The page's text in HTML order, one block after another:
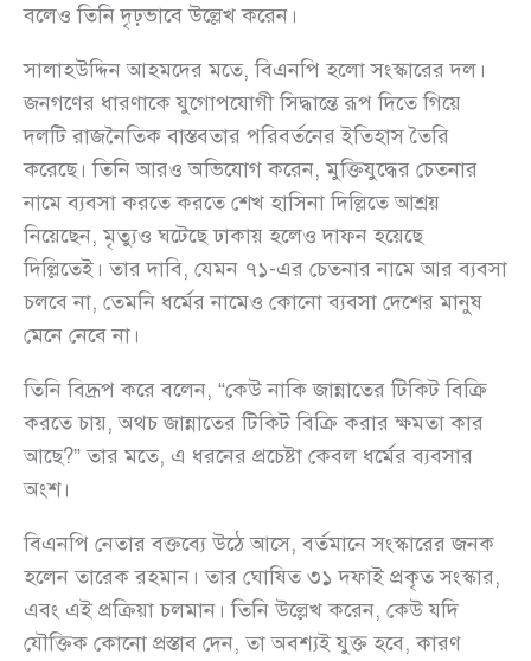
বলেও তিনি দৃঢ়ভাবে উল্লেখ করেন।
সালাহউদ্দিন আহমদের মতে, বিএনপি হলো সংস্কারের দল।
জনগণের ধারণাকে যুগোপযোগী সিদ্ধান্তে রূপ দিতে গিয়ে
দলটি রাজনৈতিক বাস্তবতার পরিবর্তনের ইতিহাস তৈরি
করেছে। তিনি আরও অভিযোগ করেন, মুক্তিযুদ্ধের চেতনার
নামে ব্যবসা করতে করতে শেখ হাসিনা দিল্লিতে আশ্রয়
নিয়েছেন, মৃত্যুও ঘটেছে ঢাকায় হলেও দাফন হয়েছে
দিল্লিতেই। তার দাবি, যেমন ৭১-এর চেতনার নামে আর ব্যবসা
চলবে না, তেমনি ধর্মের নামেও কোনো ব্যবসা দেশের মানুষ
মেনে নেবে না।
তিনি বিদ্রূপ করে বলেন, “কেউ নাকি জান্নাতের টিকিট বিক্রি
করতে চায়, অথচ জান্নাতের টিকিট বিক্রি করার ক্ষমতা কার
আছে?” তার মতে, এ ধরনের প্রচেষ্টা কেবল ধর্মের ব্যবসার
অংশ।
বিএনপি নেতার বক্তব্যে উঠে আসে, বর্তমানে সংস্কারের জনক
হলেন তারেক রহমান। তার ঘোষিত ৩১ দফাই প্রকৃত সংস্কার,
এবং এই প্রক্রিয়া চলমান। তিনি উল্লেখ করেন, কেউ যদি
যৌক্তিক কোনো প্রস্তাব দেন, তা অবশ্যই যুক্ত হবে, কারণ